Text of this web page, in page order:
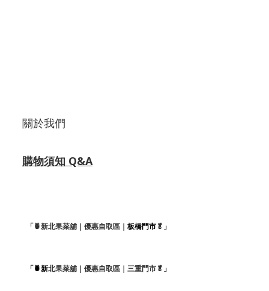
關於我們
購物須知 Q&A
「🍍新北果菜舖｜優惠自取區 ｜板橋門市🥬」
「🍍新北果菜舖｜優惠自取區｜三重門市🥬」